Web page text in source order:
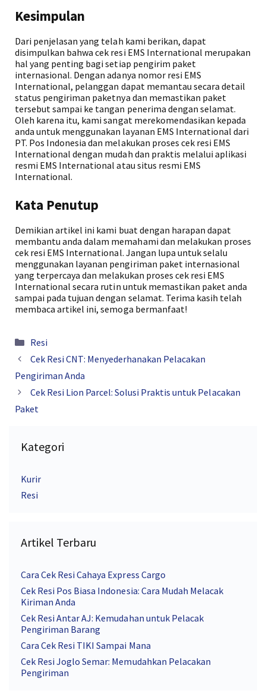
Kesimpulan
Dari penjelasan yang telah kami berikan, dapat
disimpulkan bahwa cek resi EMS International merupakan
hal yang penting bagi setiap pengirim paket
internasional. Dengan adanya nomor resi EMS
International, pelanggan dapat memantau secara detail
status pengiriman paketnya dan memastikan paket
tersebut sampai ke tangan penerima dengan selamat.
Oleh karena itu, kami sangat merekomendasikan kepada
anda untuk menggunakan layanan EMS International dari
PT. Pos Indonesia dan melakukan proses cek resi EMS
International dengan mudah dan praktis melalui aplikasi
resmi EMS International atau situs resmi EMS
International.
Kata Penutup
Demikian artikel ini kami buat dengan harapan dapat
membantu anda dalam memahami dan melakukan proses
cek resi EMS International. Jangan lupa untuk selalu
menggunakan layanan pengiriman paket internasional
yang terpercaya dan melakukan proses cek resi EMS
International secara rutin untuk memastikan paket anda
sampai pada tujuan dengan selamat. Terima kasih telah
membaca artikel ini, semoga bermanfaat!
Kategori
Resi
Cek Resi CNT: Menyederhanakan Pelacakan
Pengiriman Anda
Cek Resi Lion Parcel: Solusi Praktis untuk Pelacakan
Paket
Kategori
Kurir
Resi
Artikel Terbaru
Cara Cek Resi Cahaya Express Cargo
Cek Resi Pos Biasa Indonesia: Cara Mudah Melacak
Kiriman Anda
Cek Resi Antar AJ: Kemudahan untuk Pelacak
Pengiriman Barang
Cara Cek Resi TIKI Sampai Mana
Cek Resi Joglo Semar: Memudahkan Pelacakan
Pengiriman